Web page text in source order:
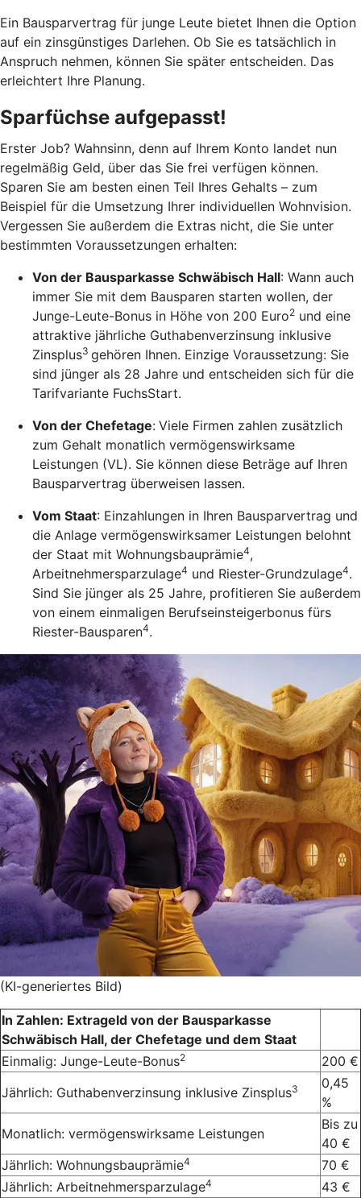
Ein Bausparvertrag für junge Leute bietet Ihnen die Option
auf ein zinsgünstiges Darlehen. Ob Sie es tatsächlich in
Anspruch nehmen, können Sie später entscheiden. Das
erleichtert Ihre Planung.
Sparfüchse aufgepasst!
Erster Job? Wahnsinn, denn auf Ihrem Konto landet nun
regelmäßig Geld, über das Sie frei verfügen können.
Sparen Sie am besten einen Teil Ihres Gehalts – zum
Beispiel für die Umsetzung Ihrer individuellen Wohnvision.
Vergessen Sie außerdem die Extras nicht, die Sie unter
bestimmten Voraussetzungen erhalten:
Von der Bausparkasse Schwäbisch Hall: Wann auch
immer Sie mit dem Bausparen starten wollen, der
Junge-Leute-Bonus in Höhe von 200 Euro2 und eine
attraktive jährliche Guthabenverzinsung inklusive
Zinsplus3 gehören Ihnen. Einzige Voraussetzung: Sie
sind jünger als 28 Jahre und entscheiden sich für die
Tarifvariante FuchsStart.
Von der Chefetage: Viele Firmen zahlen zusätzlich
zum Gehalt monatlich vermögenswirksame
Leistungen (VL). Sie können diese Beträge auf Ihren
Bausparvertrag überweisen lassen.
Vom Staat: Einzahlungen in Ihren Bausparvertrag und
die Anlage vermögenswirksamer Leistungen belohnt
der Staat mit Wohnungsbauprämie4,
Arbeitnehmersparzulage4 und Riester-Grundzulage4.
Sind Sie jünger als 25 Jahre, profitieren Sie außerdem
von einem einmaligen Berufseinsteigerbonus fürs
Riester-Bausparen4.
(KI-generiertes Bild)
In Zahlen: Extrageld von der Bausparkasse
Schwäbisch Hall, der Chefetage und dem Staat
Einmalig: Junge-Leute-Bonus2
200 €
Jährlich: Guthabenverzinsung inklusive Zinsplus3
0,45
%
Monatlich: vermögenswirksame Leistungen
Bis zu
40 €
Jährlich: Wohnungsbauprämie4
70 €
Jährlich: Arbeitnehmersparzulage4
43 €